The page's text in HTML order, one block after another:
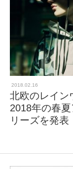
2018.02.16
北欧のレイン
2018年の春
リーズを発表